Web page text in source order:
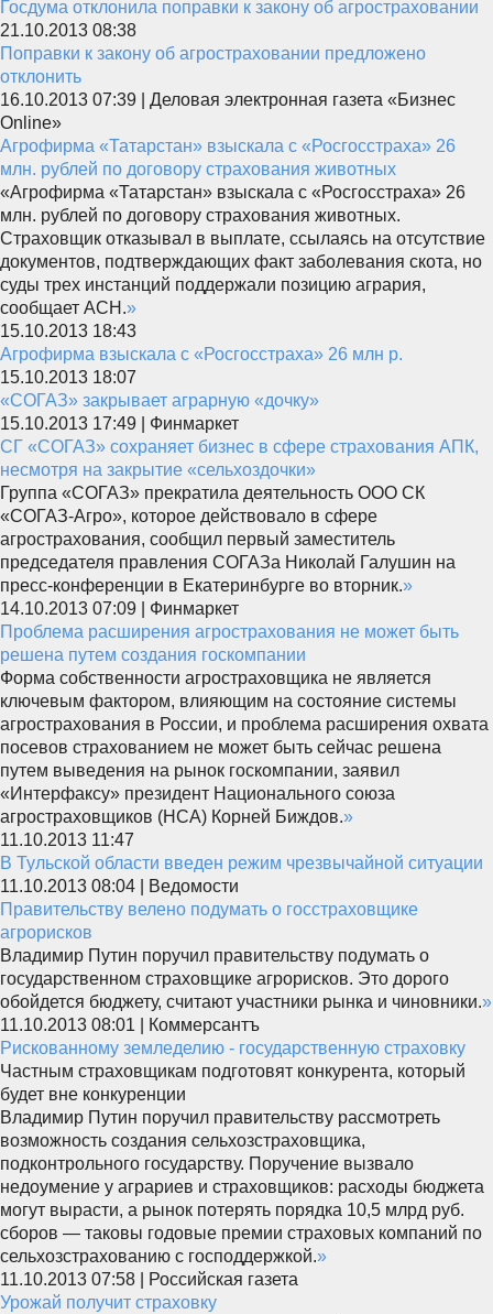
Госдума отклонила поправки к закону об агростраховании
21.10.2013 08:38
Поправки к закону об агростраховании предложено
отклонить
16.10.2013 07:39 | Деловая электронная газета «Бизнес
Online»
Агрофирма «Татарстан» взыскала с «Росгосстраха» 26
млн. рублей по договору страхования животных
«Агрофирма «Татарстан» взыскала с «Росгосстраха» 26
млн. рублей по договору страхования животных.
Страховщик отказывал в выплате, ссылаясь на отсутствие
документов, подтверждающих факт заболевания скота, но
суды трех инстанций поддержали позицию агрария,
сообщает АСН.»
15.10.2013 18:43
Агрофирма взыскала с «Росгосстраха» 26 млн р.
15.10.2013 18:07
«СОГАЗ» закрывает аграрную «дочку»
15.10.2013 17:49 | Финмаркет
СГ «СОГАЗ» сохраняет бизнес в сфере страхования АПК,
несмотря на закрытие «сельхоздочки»
Группа «СОГАЗ» прекратила деятельность ООО СК
«СОГАЗ-Агро», которое действовало в сфере
агрострахования, сообщил первый заместитель
председателя правления СОГАЗа Николай Галушин на
пресс-конференции в Екатеринбурге во вторник.»
14.10.2013 07:09 | Финмаркет
Проблема расширения агрострахования не может быть
решена путем создания госкомпании
Форма собственности агростраховщика не является
ключевым фактором, влияющим на состояние системы
агрострахования в России, и проблема расширения охвата
посевов страхованием не может быть сейчас решена
путем выведения на рынок госкомпании, заявил
«Интерфаксу» президент Национального союза
агростраховщиков (НСА) Корней Биждов.»
11.10.2013 11:47
В Тульской области введен режим чрезвычайной ситуации
11.10.2013 08:04 | Ведомости
Правительству велено подумать о госстраховщике
агрорисков
Владимир Путин поручил правительству подумать о
государственном страховщике агрорисков. Это дорого
обойдется бюджету, считают участники рынка и чиновники.»
11.10.2013 08:01 | Коммерсантъ
Рискованному земледелию - государственную страховку
Частным страховщикам подготовят конкурента, который
будет вне конкуренции
Владимир Путин поручил правительству рассмотреть
возможность создания сельхозстраховщика,
подконтрольного государству. Поручение вызвало
недоумение у аграриев и страховщиков: расходы бюджета
могут вырасти, а рынок потерять порядка 10,5 млрд руб.
сборов — таковы годовые премии страховых компаний по
сельхозстрахованию с господдержкой.»
11.10.2013 07:58 | Российская газета
Урожай получит страховку